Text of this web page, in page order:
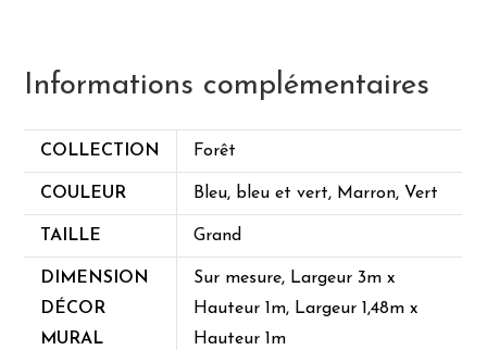
Informations complémentaires
COLLECTION Forêt
COULEUR Bleu, bleu et vert, Marron, Vert
TAILLE Grand
DIMENSION
DÉCOR
MURAL
Sur mesure, Largeur 3m x
Hauteur 1m, Largeur 1,48m x
Hauteur 1m